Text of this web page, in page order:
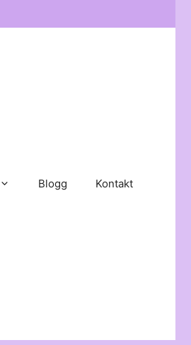
Blogg Kontakt